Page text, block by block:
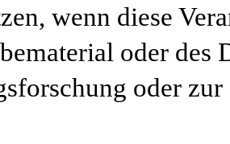
wenn diese
oder
oder